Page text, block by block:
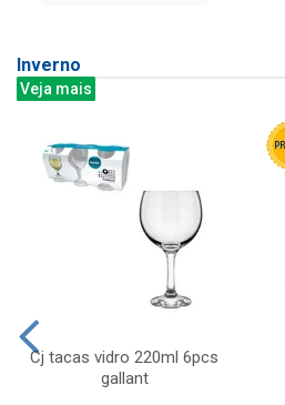
Inverno
Veja mais
Cj tacas vidro 220ml 6pcs
gallant